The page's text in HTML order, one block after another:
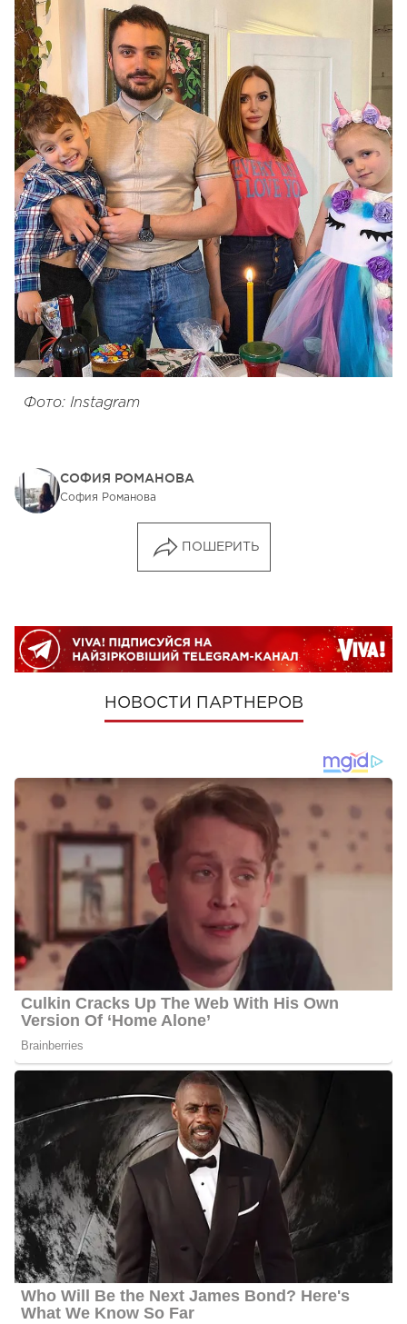
Фото: Instagram
СОФИЯ РОМАНОВА
София Романова
ПОШЕРИТЬ
НОВОСТИ ПАРТНЕРОВ